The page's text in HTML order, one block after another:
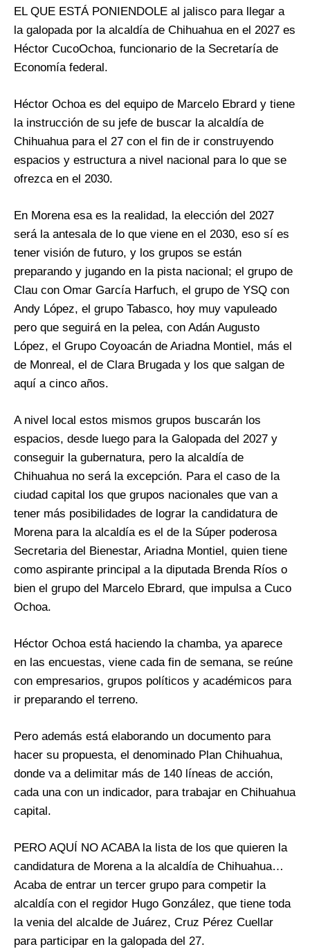
EL QUE ESTÁ PONIENDOLE al jalisco para llegar a
la galopada por la alcaldía de Chihuahua en el 2027 es
Héctor CucoOchoa, funcionario de la Secretaría de
Economía federal.
Héctor Ochoa es del equipo de Marcelo Ebrard y tiene
la instrucción de su jefe de buscar la alcaldía de
Chihuahua para el 27 con el fin de ir construyendo
espacios y estructura a nivel nacional para lo que se
ofrezca en el 2030.
En Morena esa es la realidad, la elección del 2027
será la antesala de lo que viene en el 2030, eso sí es
tener visión de futuro, y los grupos se están
preparando y jugando en la pista nacional; el grupo de
Clau con Omar García Harfuch, el grupo de YSQ con
Andy López, el grupo Tabasco, hoy muy vapuleado
pero que seguirá en la pelea, con Adán Augusto
López, el Grupo Coyoacán de Ariadna Montiel, más el
de Monreal, el de Clara Brugada y los que salgan de
aquí a cinco años.
A nivel local estos mismos grupos buscarán los
espacios, desde luego para la Galopada del 2027 y
conseguir la gubernatura, pero la alcaldía de
Chihuahua no será la excepción. Para el caso de la
ciudad capital los que grupos nacionales que van a
tener más posibilidades de lograr la candidatura de
Morena para la alcaldía es el de la Súper poderosa
Secretaria del Bienestar, Ariadna Montiel, quien tiene
como aspirante principal a la diputada Brenda Ríos o
bien el grupo del Marcelo Ebrard, que impulsa a Cuco
Ochoa.
Héctor Ochoa está haciendo la chamba, ya aparece
en las encuestas, viene cada fin de semana, se reúne
con empresarios, grupos políticos y académicos para
ir preparando el terreno.
Pero además está elaborando un documento para
hacer su propuesta, el denominado Plan Chihuahua,
donde va a delimitar más de 140 líneas de acción,
cada una con un indicador, para trabajar en Chihuahua
capital.
PERO AQUÍ NO ACABA la lista de los que quieren la
candidatura de Morena a la alcaldía de Chihuahua…
Acaba de entrar un tercer grupo para competir la
alcaldía con el regidor Hugo González, que tiene toda
la venia del alcalde de Juárez, Cruz Pérez Cuellar
para participar en la galopada del 27.